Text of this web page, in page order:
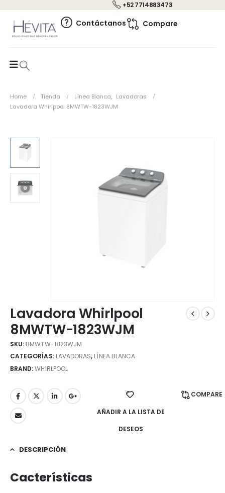
+52 7714883473
Contáctanos Compare
Home Tienda Línea Blanca, Lavadoras
Lavadora Whirlpool 8MWTW-1823WJM
Lavadora Whirlpool
8MWTW-1823WJM
SKU: 8MWTW-1823WJM
CATEGORÍAS: LAVADORAS, LÍNEA BLANCA
BRAND:WHIRLPOOL
AÑADIR A LA LISTA DE
DESEOS
COMPARE
DESCRIPCIÓN
Cacterísticas